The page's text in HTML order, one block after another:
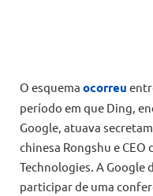
O esquema ocorreu
período em que Ding,
Google, atuava
chinesa Rongshu e CEO
Technologies. A Google
participar de uma